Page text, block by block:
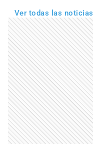
Ver todas las noticias